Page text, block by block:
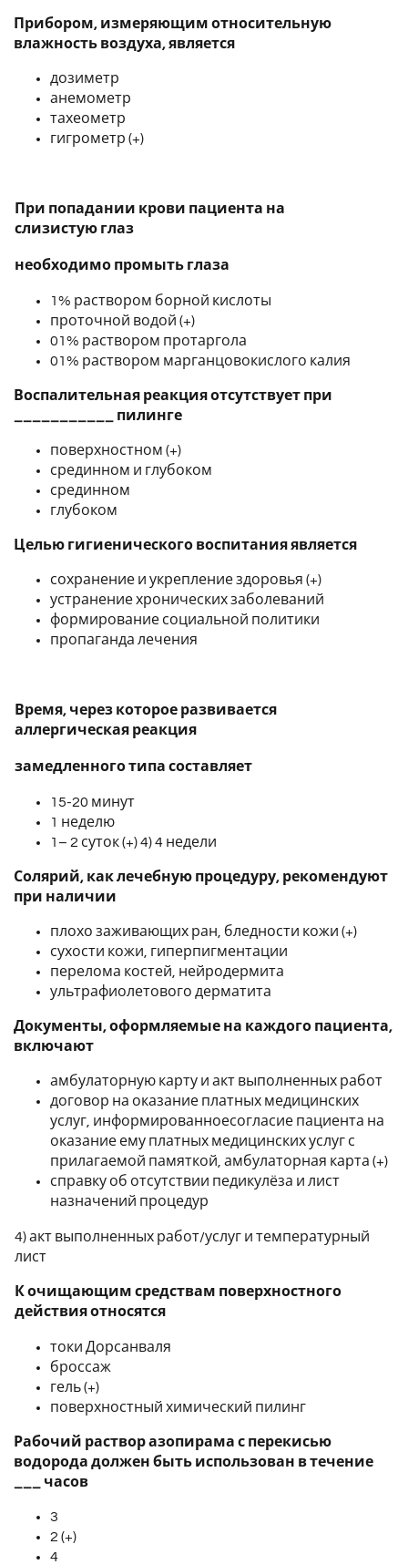
Прибором, измеряющим относительную
влажность воздуха, является
дозиметр
анемометр
тахеометр
гигрометр (+)
При попадании крови пациента на
слизистую глаз
необходимо промыть глаза
1% раствором борной кислоты
проточной водой (+)
01% раствором протаргола
01% раствором марганцовокислого калия
Воспалительная реакция отсутствует при
___________ пилинге
поверхностном (+)
срединном и глубоком
срединном
глубоком
Целью гигиенического воспитания является
сохранение и укрепление здоровья (+)
устранение хронических заболеваний
формирование социальной политики
пропаганда лечения
Время, через которое развивается
аллергическая реакция
замедленного типа составляет
15-20 минут
1 неделю
1– 2 суток (+) 4) 4 недели
Солярий, как лечебную процедуру, рекомендуют
при наличии
плохо заживающих ран, бледности кожи (+)
сухости кожи, гиперпигментации
перелома костей, нейродермита
ультрафиолетового дерматита
Документы, оформляемые на каждого пациента,
включают
амбулаторную карту и акт выполненных работ
договор на оказание платных медицинских
услуг, информированноесогласие пациента на
оказание ему платных медицинских услуг с
прилагаемой памяткой, амбулаторная карта (+)
справку об отсутствии педикулёза и лист
назначений процедур
4) акт выполненных работ/услуг и температурный
лист
К очищающим средствам поверхностного
действия относятся
токи Дорсанваля
броссаж
гель (+)
поверхностный химический пилинг
Рабочий раствор азопирама с перекисью
водорода должен быть использован в течение
___ часов
3
2 (+)
4